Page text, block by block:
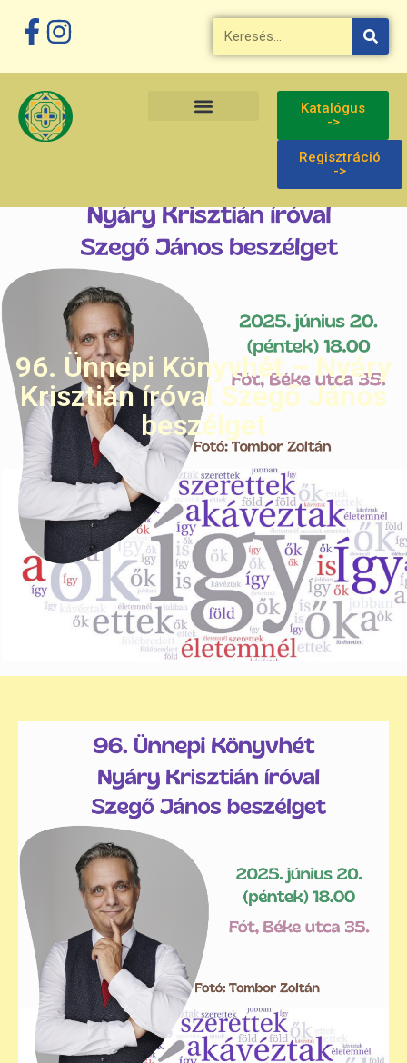
Katalógus
->
Regisztráció
->
96. Ünnepi Könyvhét – Nyáry
Krisztián íróval Szegő János
beszélget